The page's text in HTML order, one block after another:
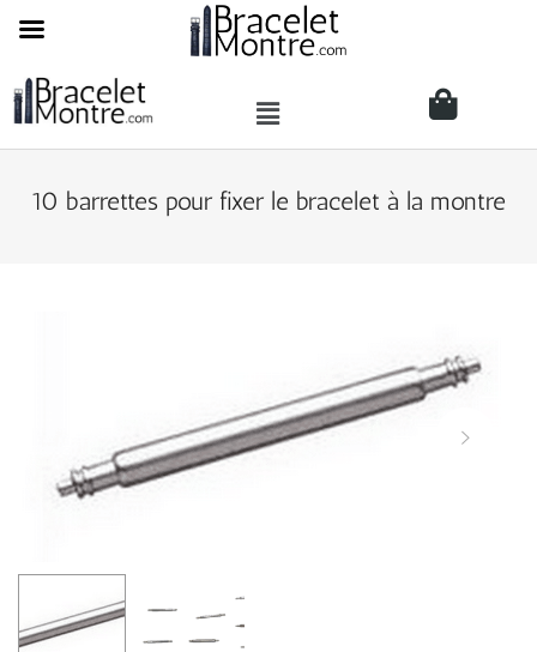
10 barrettes pour fixer le bracelet à la montre